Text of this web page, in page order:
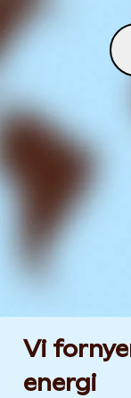
Vi
energi